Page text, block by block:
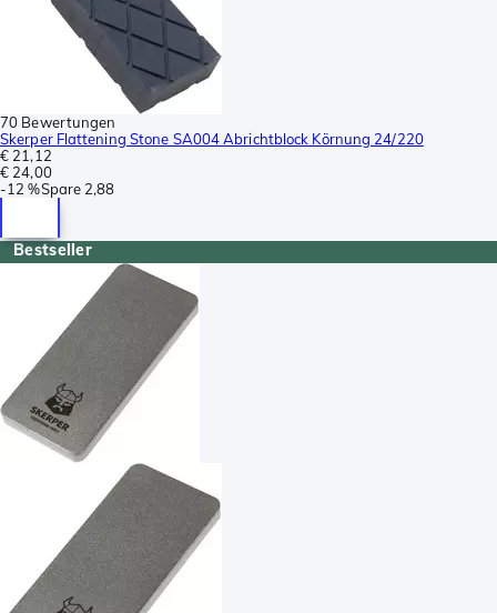
70 Bewertungen
Skerper Flattening Stone SA004 Abrichtblock Körnung 24/220
€ 21,12
€ 24,00
-12 %Spare 2,88
Bestseller